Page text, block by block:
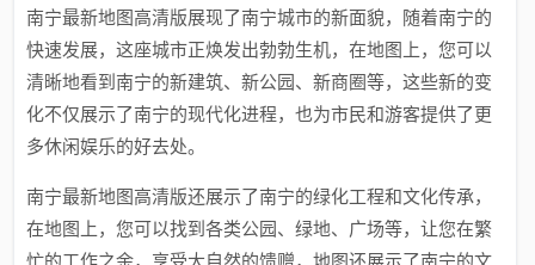
南宁最新地图高清版展现了南宁城市的新面貌，随着南宁的
快速发展，这座城市正焕发出勃勃生机，在地图上，您可以
清晰地看到南宁的新建筑、新公园、新商圈等，这些新的变
化不仅展示了南宁的现代化进程，也为市民和游客提供了更
多休闲娱乐的好去处。
南宁最新地图高清版还展示了南宁的绿化工程和文化传承，
在地图上，您可以找到各类公园、绿地、广场等，让您在繁
忙的工作之余，享受大自然的馈赠，地图还展示了南宁的文